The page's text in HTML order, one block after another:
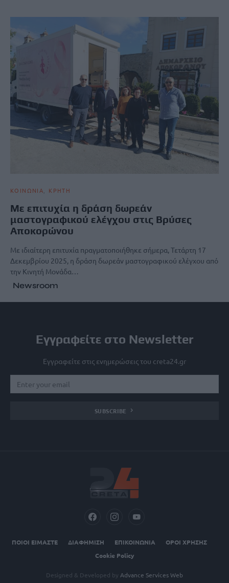
ΚΟΙΝΩΝΙΑ ΚΡΗΤΗ
Με επιτυχία η δράση δωρεάν
μαστογραφικού ελέγχου στις Βρύσες
Αποκορώνου
Με ιδιαίτερη επιτυχία πραγματοποιήθηκε σήμερα, Τετάρτη 17
Δεκεμβρίου 2025, η δράση δωρεάν μαστογραφικού ελέγχου από
την Κινητή Μονάδα…
Newsroom
Εγγραφείτε στο Newsletter
Εγγραφείτε στις ενημερώσεις του creta24.gr
SUBSCRIBE
ΠΟΙΟΙ ΕΙΜΑΣΤΕ ΔΙΑΦΗΜΙΣΗ ΕΠΙΚΟΙΝΩΝΙΑ
ΟΡΟΙ ΧΡΗΣΗΣ
Cookie Policy
Designed & Developed by Advance Services Web